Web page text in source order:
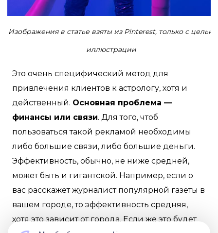
Изображения в статье взяты из Pinterest, только с целью
иллюстрации
Это очень специфический метод для
привлечения клиентов к астрологу, хотя и
действенный. Основная проблема —
финансы или связи. Для того, чтоб
пользоваться такой рекламой необходимы
либо большие связи, либо большие деньги.
Эффективность, обычно, не ниже средней,
может быть и гигантской. Например, если о
вас расскажет журналист популярной газеты в
вашем городе, то эффективность средняя,
хотя это зависит от города. Если же это будет